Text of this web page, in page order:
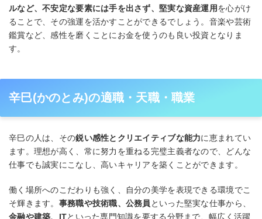
ルなど、不安定な要素には手を出さず、堅実な資産運用を心がけ
ることで、その強運を活かすことができるでしょう。音楽や芸術
鑑賞など、感性を磨くことにお金を使うのも良い投資となりま
す。
辛巳(かのとみ)の適職・天職・職業
辛巳の人は、その鋭い感性とクリエイティブな能力に恵まれてい
ます。理想が高く、常に努力を重ねる完璧主義者なので、どんな
仕事でも誠実にこなし、高いキャリアを築くことができます。
働く場所へのこだわりも強く、自分の美学を表現できる環境でこ
そ輝きます。 事務職や技術職、公務員 といった堅実な仕事から、
金融や建築、ITといった専門知識を要する分野まで、幅広く活躍